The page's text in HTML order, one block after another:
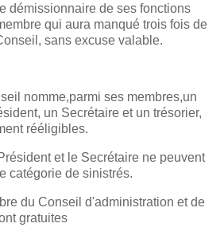
démissionnaire de ses fonctions
qui aura manqué trois fois de
sans excuse valable.
nomme,parmi ses membres,un
un Secrétaire et un trésorier,
rééligibles.
et le Secrétaire ne peuvent
catégorie de sinistrés.
du Conseil d'administration et de
gratuites